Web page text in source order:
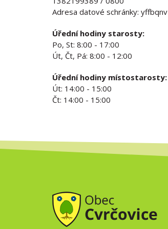
Adresa datové schránky: yffbqnv
Úřední hodiny starosty:
Po, St: 8:00 - 17:00
Út, Čt, Pá: 8:00 - 12:00
Úřední hodiny místostarosty:
Út: 14:00 - 15:00
Čt: 14:00 - 15:00